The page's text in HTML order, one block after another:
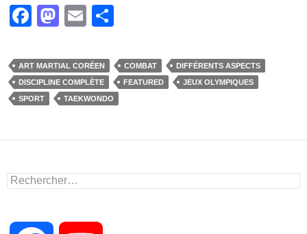
F
c
e
b
o
k
M
st
o
d
n
E
ail ta
g
er
ART MARTIAL CORÉEN COMBAT
DIFFÉRENTS ASPECTS
DISCIPLINE COMPLÈTE
FEATURED
JEUX OLYMPIQUES
SPORT
TAEKWONDO
Rechercher :